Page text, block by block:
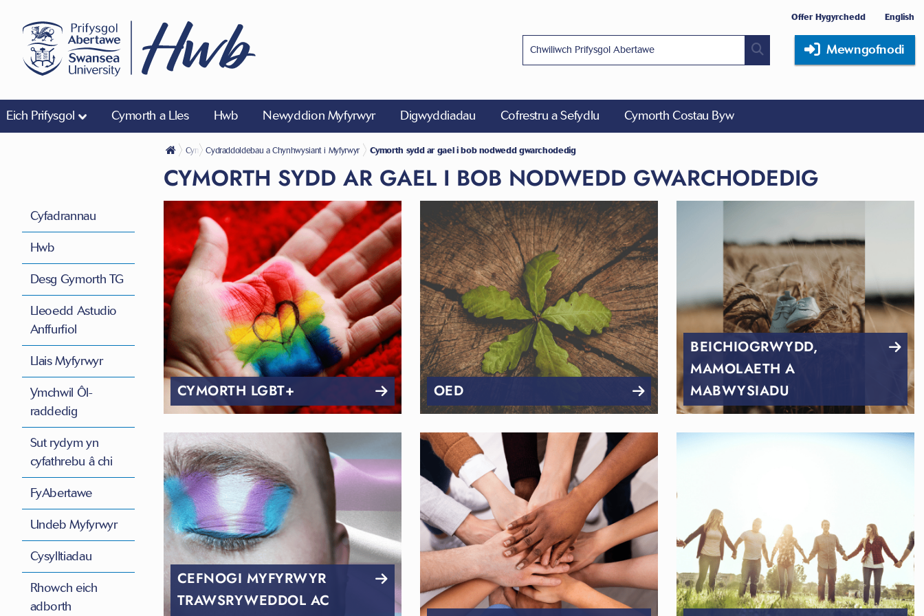
Offer Hygyrchedd English
Mewngofnodi
Eich Prifysgol Cymorth a Lles Hwb Newyddion Myfyrwyr Digwyddiadau Cofrestru a Sefydlu Cymorth Costau Byw
Cymorth a Lles
Cydraddoldebau a Chynhwysiant i Myfyrwyr Cymorth sydd ar gael i bob nodwedd gwarchodedig
CYMORTH SYDD AR GAEL I BOB NODWEDD GWARCHODEDIG
CYMORTH LGBT+ OED
BEICHIOGRWYDD,
MAMOLAETH A
MABWYSIADU
CEFNOGI MYFYRWYR
TRAWSRYWEDDOL AC
Cyfadrannau
Hwb
Desg Gymorth TG
Lleoedd Astudio
Anffurfiol
Llais Myfyrwyr
Ymchwil Ôl-
raddedig
Sut rydym yn
cyfathrebu â chi
FyAbertawe
Undeb Myfyrwyr
Cysylltiadau
Rhowch eich
adborth